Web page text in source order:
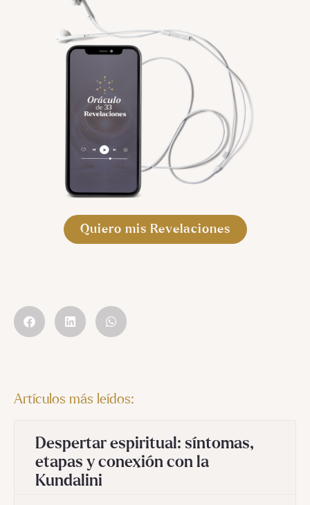
Quiero mis Revelaciones
Artículos más leídos:
Despertar espiritual: síntomas,
etapas y conexión con la
Kundalini